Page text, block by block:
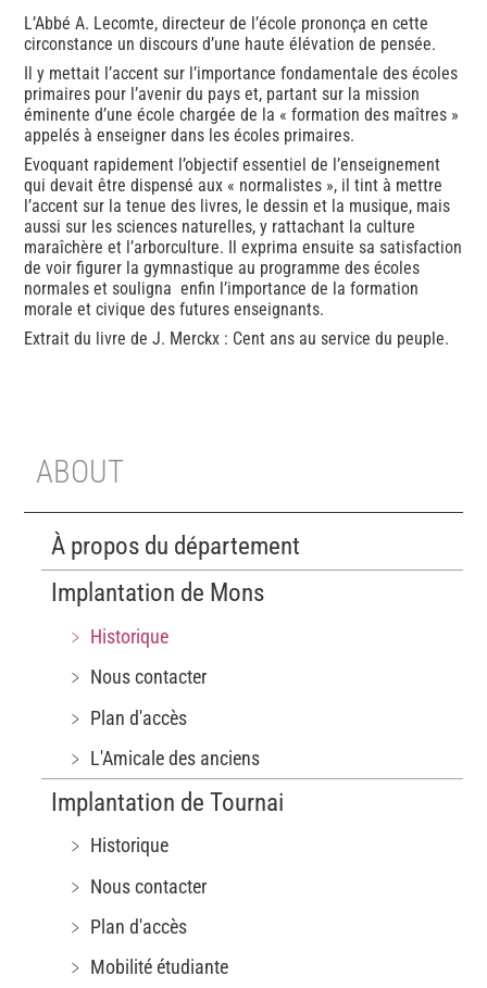
L’Abbé A. Lecomte, directeur de l’école prononça en cette
circonstance un discours d’une haute élévation de pensée.
Il y mettait l’accent sur l’importance fondamentale des écoles
primaires pour l’avenir du pays et, partant sur la mission
éminente d’une école chargée de la « formation des maîtres »
appelés à enseigner dans les écoles primaires.
Evoquant rapidement l’objectif essentiel de l’enseignement
qui devait être dispensé aux « normalistes », il tint à mettre
l’accent sur la tenue des livres, le dessin et la musique, mais
aussi sur les sciences naturelles, y rattachant la culture
maraîchère et l’arborculture. Il exprima ensuite sa satisfaction
de voir figurer la gymnastique au programme des écoles
normales et souligna enfin l’importance de la formation
morale et civique des futures enseignants.
Extrait du livre de J. Merckx : Cent ans au service du peuple.
ABOUT
À propos du département
Implantation de Mons
﹥ Historique
﹥ Nous contacter
﹥ Plan d'accès
﹥ L'Amicale des anciens
Implantation de Tournai
﹥ Historique
﹥ Nous contacter
﹥ Plan d'accès
﹥ Mobilité étudiante